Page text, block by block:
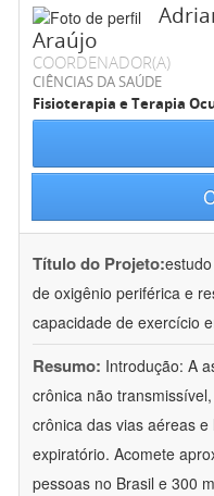
Araújo
COORDENADOR(A)
CIÊNCIAS DA SAÚDE
Fisioterapia e Terapia
Título do Projeto:
de oxigênio periférica e
capacidade de exercício
Resumo: Introdução: A
crônica não
crônica das vias aéreas
expiratório. Acomete
pessoas no Brasil e 300